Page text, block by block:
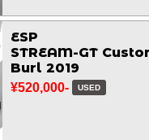
ESP
STREAM-GT
Burl 2019
¥520,000- USED